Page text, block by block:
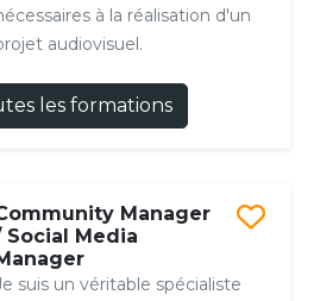
à la réalisation d'un
audiovisuel.
les formations
Manager
Social Media
suis un véritable spécialiste